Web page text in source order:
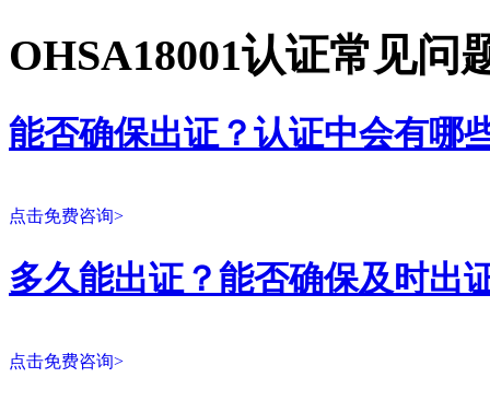
OHSA18001认证常见问
能否确保出证？认证中会有哪
点击免费咨询>
多久能出证？能否确保及时出
点击免费咨询>